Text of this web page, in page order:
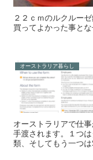
２２ｃｍのルクルー
買ってよかった事と
オーストラリア暮らし
オーストラリアで仕
手渡されます。１つ
類、そしてもう一つ